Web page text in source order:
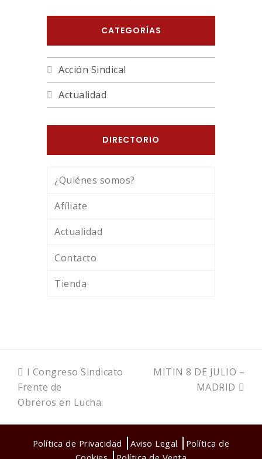
CATEGORÍAS
Acción Sindical
Actualidad
DIRECTORIO
¿Quiénes somos?
Afíliate
Actualidad
Contacto
Tienda
previous
post:
I Congreso Sindicato
Frente de
Obreros en Lucha.
next
MITIN 8 DE JULIO –
MADRID
Política de Privacidad Aviso Legal
Política de